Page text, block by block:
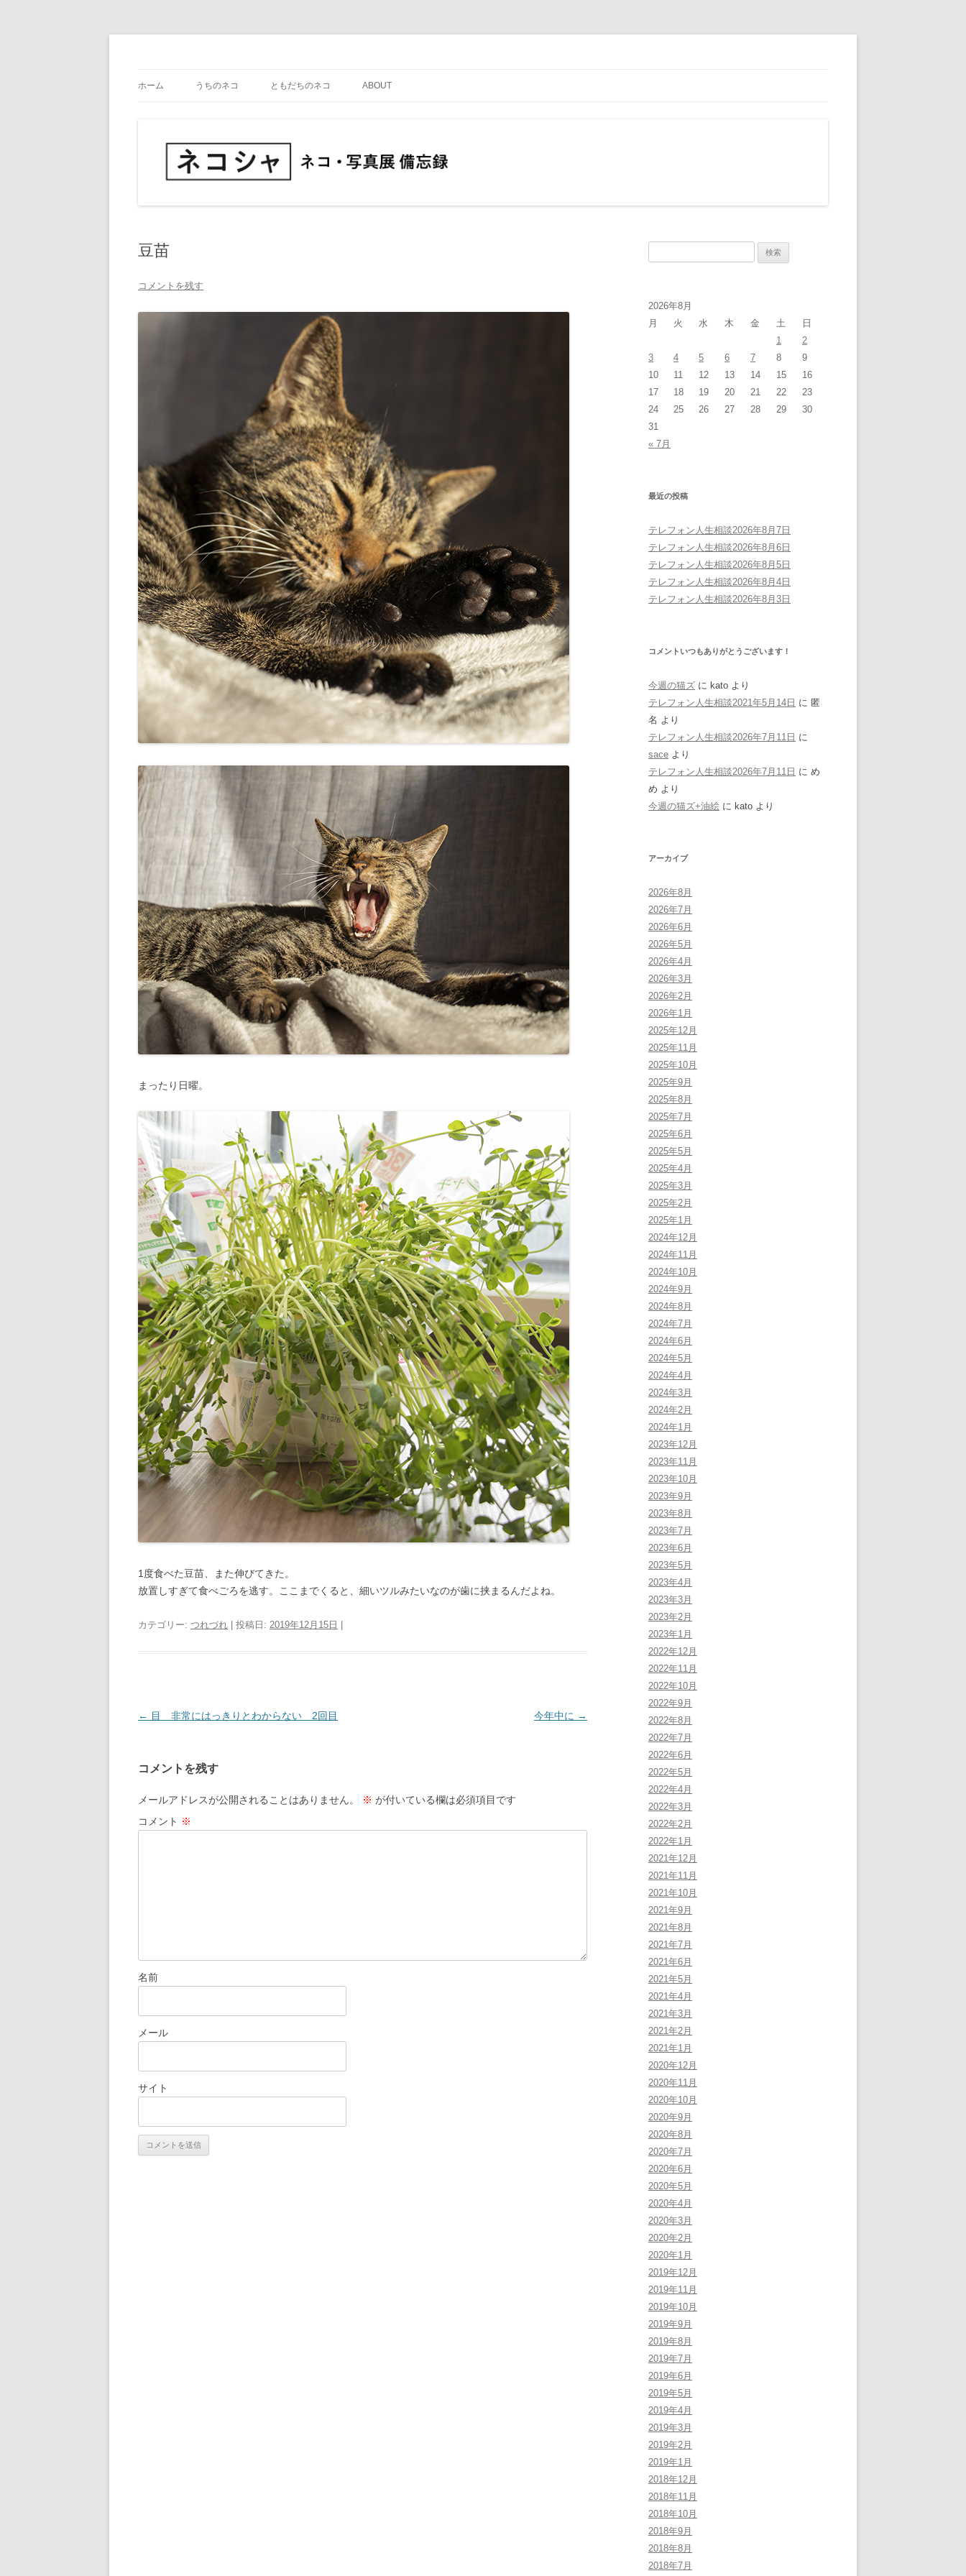
へ
ホーム うちのネコ ともだちのネコ ABOUT
豆苗
コメントを残す
まったり日曜。
1度食べた豆苗、また伸びてきた。
放置しすぎて食べごろを逃す。ここまでくると、細いツルみたいなのが歯に挟まるんだよね。
カテゴリー: つれづれ | 投稿日: 2019年12月15日
投
ビ
ゲ
ー
← 目 非常にはっきりとわからない 2回目 今年中に →
コメントを残す
メールアドレスが公開されることはありません。 ※ が付いている欄は必須項目です
コメント ※
名前
メール
サイト
2026年8月
月
火 水 木 金 土
日
1
2
3
4 5 6 7 8
9
10
11 12 13 14 15
16
17
18 19 20 21 22
23
24
25 26 27 28 29
30
31
« 7月
最近の投稿
テレフォン人生相談2026年8月7日
テレフォン人生相談2026年8月6日
テレフォン人生相談2026年8月5日
テレフォン人生相談2026年8月4日
テレフォン人生相談2026年8月3日
コメントいつもありがとうございます！
今週の猫ズ に kato より
テレフォン人生相談2021年5月14日 に 匿
名 より
テレフォン人生相談2026年7月11日 に
sace より
テレフォン人生相談2026年7月11日 に め
め より
今週の猫ズ+油絵 に kato より
アーカイブ
2026年8月
2026年7月
2026年6月
2026年5月
2026年4月
2026年3月
2026年2月
2026年1月
2025年12月
2025年11月
2025年10月
2025年9月
2025年8月
2025年7月
2025年6月
2025年5月
2025年4月
2025年3月
2025年2月
2025年1月
2024年12月
2024年11月
2024年10月
2024年9月
2024年8月
2024年7月
2024年6月
2024年5月
2024年4月
2024年3月
2024年2月
2024年1月
2023年12月
2023年11月
2023年10月
2023年9月
2023年8月
2023年7月
2023年6月
2023年5月
2023年4月
2023年3月
2023年2月
2023年1月
2022年12月
2022年11月
2022年10月
2022年9月
2022年8月
2022年7月
2022年6月
2022年5月
2022年4月
2022年3月
2022年2月
2022年1月
2021年12月
2021年11月
2021年10月
2021年9月
2021年8月
2021年7月
2021年6月
2021年5月
2021年4月
2021年3月
2021年2月
2021年1月
2020年12月
2020年11月
2020年10月
2020年9月
2020年8月
2020年7月
2020年6月
2020年5月
2020年4月
2020年3月
2020年2月
2020年1月
2019年12月
2019年11月
2019年10月
2019年9月
2019年8月
2019年7月
2019年6月
2019年5月
2019年4月
2019年3月
2019年2月
2019年1月
2018年12月
2018年11月
2018年10月
2018年9月
2018年8月
2018年7月